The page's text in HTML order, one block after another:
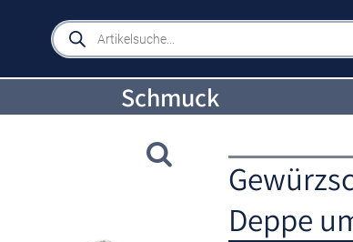
Products
search
Schmuck
Deppe